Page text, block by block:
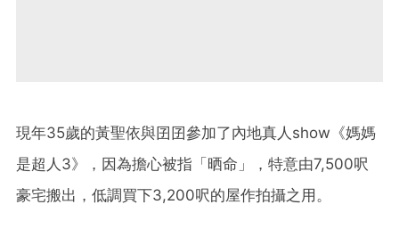
現年35歲的黃聖依與囝囝參加了內地真人show《媽媽
是超人3》，因為擔心被指「晒命」，特意由7,500呎
豪宅搬出，低調買下3,200呎的屋作拍攝之用。